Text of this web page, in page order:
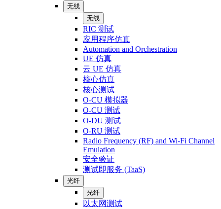
无线
无线
RIC 测试
应用程序仿真
Automation and Orchestration
UE 仿真
云 UE 仿真
核心仿真
核心测试
O-CU 模拟器
O-CU 测试
O-DU 测试
O-RU 测试
Radio Frequency (RF) and Wi-Fi Channel
Emulation
安全验证
测试即服务 (TaaS)
光纤
光纤
以太网测试